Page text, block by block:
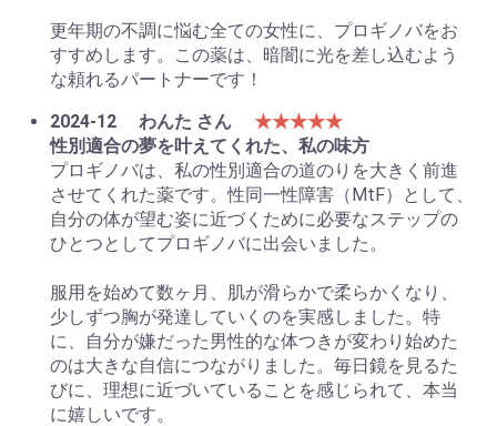
更年期の不調に悩む全ての女性に、プロギノバをお
すすめします。この薬は、暗闇に光を差し込むよう
な頼れるパートナーです！
2024-12
わんた さん
★★★★★
性別適合の夢を叶えてくれた、私の味方
プロギノバは、私の性別適合の道のりを大きく前進
させてくれた薬です。性同一性障害（MtF）として、
自分の体が望む姿に近づくために必要なステップの
ひとつとしてプロギノバに出会いました。
服用を始めて数ヶ月、肌が滑らかで柔らかくなり、
少しずつ胸が発達していくのを実感しました。特
に、自分が嫌だった男性的な体つきが変わり始めた
のは大きな自信につながりました。毎日鏡を見るた
びに、理想に近づいていることを感じられて、本当
に嬉しいです。